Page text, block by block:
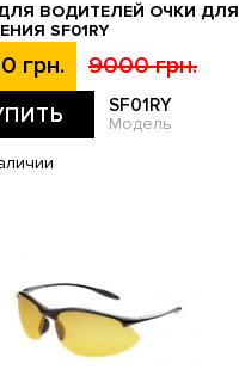
ВОДИТЕЛЕЙ ОЧКИ ДЛЯ
SF01RY
грн. 9000 грн.
SF01RY
Модель